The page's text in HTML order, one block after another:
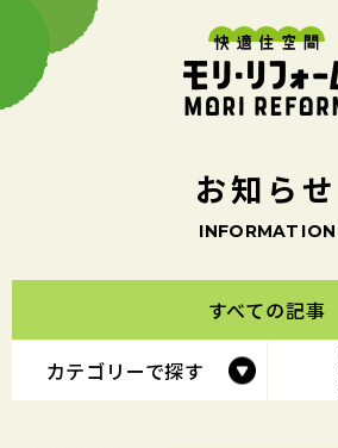
お知 らせ
INFORMAT ION
すべての記事
カテゴリーで探す